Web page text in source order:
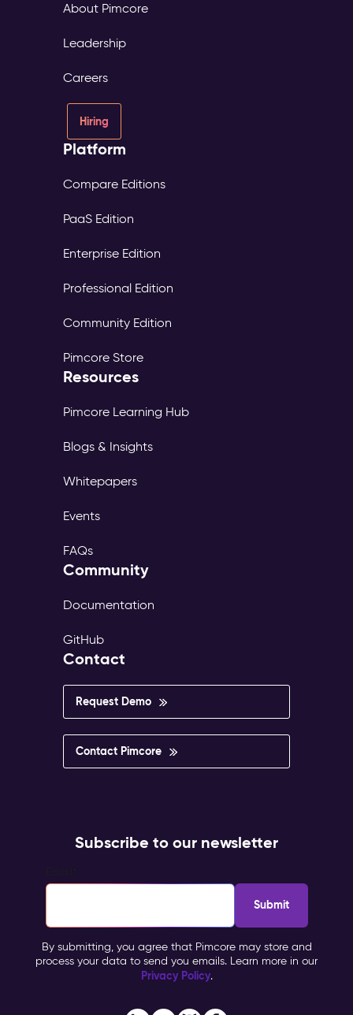
About Pimcore
Leadership
Careers
Hiring
Platform
Compare Editions
PaaS Edition
Enterprise Edition
Professional Edition
Community Edition
Pimcore Store
Resources
Pimcore Learning Hub
Blogs & Insights
Whitepapers
Events
FAQs
Community
Documentation
GitHub
Contact
Request Demo
Contact Pimcore
Subscribe to our newsletter
By submitting, you agree that Pimcore may store and
process your data to send you emails. Learn more in our
Privacy Policy.